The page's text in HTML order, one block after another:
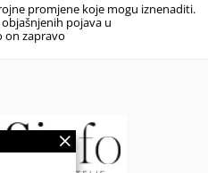
promjene koje mogu iznenaditi.
pojava u
zapravo